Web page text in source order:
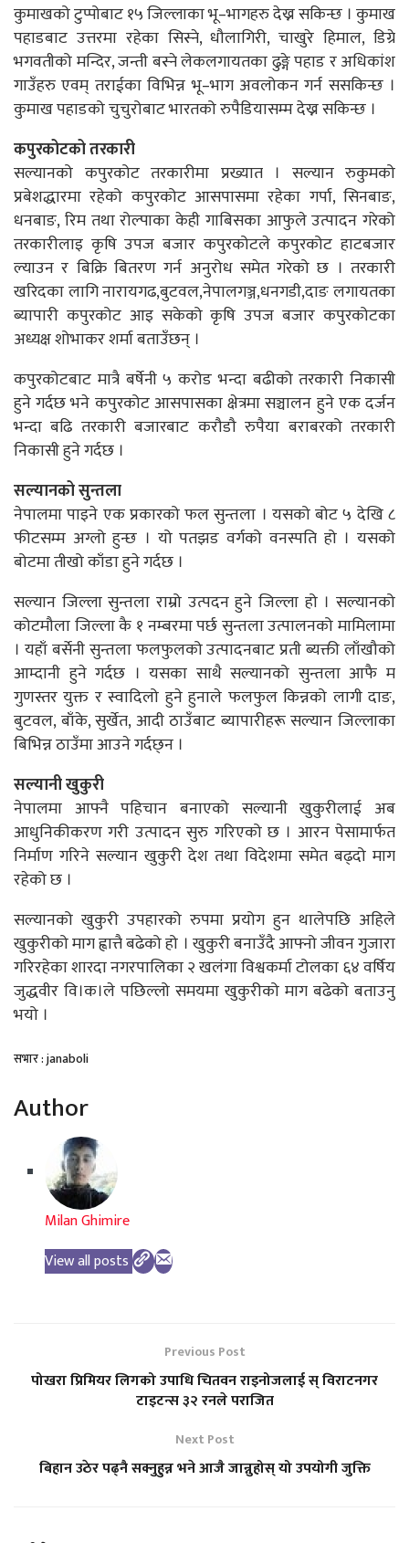
कुमाखको टुप्पोबाट १५ जिल्लाका भू–भागहरु देख्न सकिन्छ । कुमाख
पहाडबाट उत्तरमा रहेका सिस्ने, धौलागिरी, चाखुरे हिमाल, डिग्रे
भगवतीको मन्दिर, जन्ती बस्ने लेकलगायतका ढुङ्गे पहाड र अधिकांश
गाउँहरु एवम् तराईका विभिन्न भू–भाग अवलोकन गर्न ससकिन्छ ।
कुमाख पहाडको चुचुरोबाट भारतको रुपैडियासम्म देख्न सकिन्छ ।
कपुरकोटको तरकारी
सल्यानको कपुरकोट तरकारीमा प्रख्यात । सल्यान रुकुमको
प्रबेशद्धारमा रहेको कपुरकोट आसपासमा रहेका गर्पा, सिनबाङ,
धनबाङ, रिम तथा रोल्पाका केही गाबिसका आफुले उत्पादन गरेको
तरकारीलाइ कृषि उपज बजार कपुरकोटले कपुरकोट हाटबजार
ल्याउन र बिक्रि बितरण गर्न अनुरोध समेत गरेको छ । तरकारी
खरिदका लागि नारायगढ,बुटवल,नेपालगञ्ज,धनगडी,दाङ लगायतका
ब्यापारी कपुरकोट आइ सकेको कृषि उपज बजार कपुरकोटका
अध्यक्ष शोभाकर शर्मा बताउँछन् ।
कपुरकोटबाट मात्रै बर्षेनी ५ करोड भन्दा बढीको तरकारी निकासी
हुने गर्दछ भने कपुरकोट आसपासका क्षेत्रमा सञ्चालन हुने एक दर्जन
भन्दा बढि तरकारी बजारबाट करौडौ रुपैया बराबरको तरकारी
निकासी हुने गर्दछ ।
सल्यानको सुन्तला
नेपालमा पाइने एक प्रकारको फल सुन्तला । यसको बोट ५ देखि ८
फीटसम्म अग्लो हुन्छ । यो पतझड वर्गको वनस्पति हो । यसको
बोटमा तीखो काँडा हुने गर्दछ ।
सल्यान जिल्ला सुन्तला राम्रो उत्पदन हुने जिल्ला हो । सल्यानको
कोटमौला जिल्ला कै १ नम्बरमा पर्छ सुन्तला उत्पालनको मामिलामा
। यहाँ बर्सेनी सुन्तला फलफुलको उत्पादनबाट प्रती ब्यक्ती लाँखौको
आम्दानी हुने गर्दछ । यसका साथै सल्यानको सुन्तला आफै म
गुणस्तर युक्त र स्वादिलो हुने हुनाले फलफुल किन्नको लागी दाङ,
बुटवल, बाँके, सुर्खेत, आदी ठाउँबाट ब्यापारीहरू सल्यान जिल्लाका
बिभिन्न ठाउँमा आउने गर्दछ्न ।
सल्यानी खुकुरी
नेपालमा आफ्नै पहिचान बनाएको सल्यानी खुकुरीलाई अब
आधुनिकीकरण गरी उत्पादन सुरु गरिएको छ । आरन पेसामार्फत
निर्माण गरिने सल्यान खुकुरी देश तथा विदेशमा समेत बढ्दो माग
रहेको छ ।
सल्यानको खुकुरी उपहारको रुपमा प्रयोग हुन थालेपछि अहिले
खुकुरीको माग ह्वात्तै बढेको हो । खुकुरी बनाउँदै आफ्नो जीवन गुजारा
गरिरहेका शारदा नगरपालिका २ खलंगा विश्वकर्मा टोलका ६४ वर्षिय
जुद्धवीर वि।क।ले पछिल्लो समयमा खुकुरीको माग बढेको बताउनु
भयो ।
सभार : janaboli
Author
Milan Ghimire
View all posts
Previous Post
पोखरा प्रिमियर लिगको उपाधि चितवन राइनोजलाई स् विराटनगर
टाइटन्स ३२ रनले पराजित
Next Post
बिहान उठेर पढ्नै सक्नुहुन्न भने आजै जान्नुहोस् यो उपयोगी जुक्ति